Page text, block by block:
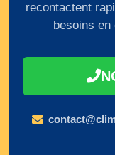
recontactent
besoins